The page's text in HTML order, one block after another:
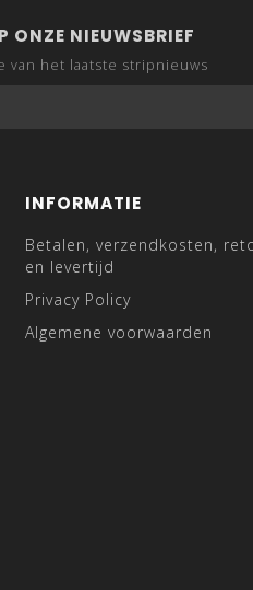
NIEUWSBRIEF
van het laatste stripnieuws
INFORMATIE
Betalen, verzendkosten,
en levertijd
Privacy Policy
Algemene voorwaarden